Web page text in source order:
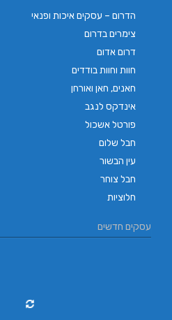
הדרום – עסקים איכות ופנאי
צימרים בדרום
דרום אדום
חוות וחוות בודדים
חאנים, חאן ואורחן
אינדקס לנגב
פורטל אשכול
חבל שלום
עין הבשור
חבל צוחר
חלוציות
עסקים חדשים